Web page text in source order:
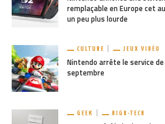
remplaçable en Europe cet
un peu plus lourde
CULTURE JEUX VIDÉO
Nintendo arrête le service
septembre
GEEK HIGH-TECH